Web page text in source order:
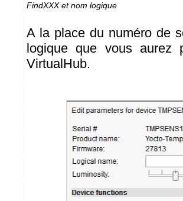
FindXXX et nom logique
A la place du numéro de
logique que vous aurez
VirtualHub.